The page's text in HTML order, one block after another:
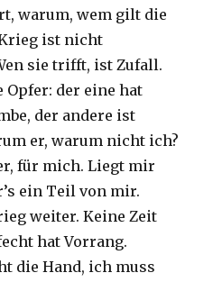
warum, wem gilt die
ist nicht
sie trifft, ist Zufall.
der eine hat
der andere ist
er, warum nicht ich?
für mich. Liegt mir
ein Teil von mir.
weiter. Keine Zeit
hat Vorrang.
die Hand, ich muss